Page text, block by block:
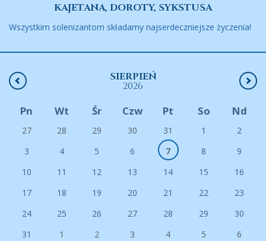
KAJETANA, DOROTY, SYKSTUSA
Wszystkim solenizantom składamy najserdeczniejsze życzenia!
SIERPIEŃ
2026
Pn Wt Śr Czw Pt So Nd
27 28 29 30 31 1
2
3
4 5 6 7 8
9
10
11 12 13 14 15
16
17
18 19 20 21 22
23
24
25 26 27 28 29
30
31
1 2 3 4 5 6